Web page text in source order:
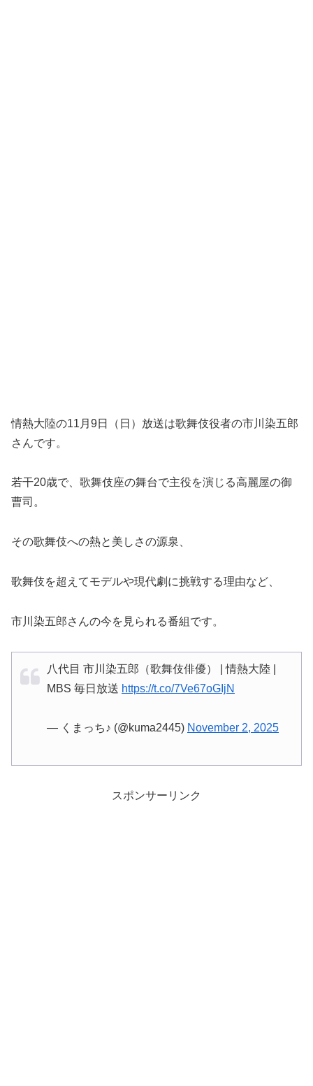
情熱大陸の11月9日（日）放送は歌舞伎役者の市川染五郎
さんです。
若干20歳で、歌舞伎座の舞台で主役を演じる高麗屋の御
曹司。
その歌舞伎への熱と美しさの源泉、
歌舞伎を超えてモデルや現代劇に挑戦する理由など、
市川染五郎さんの今を見られる番組です。
八代目 市川染五郎（歌舞伎俳優） | 情熱大陸 |
MBS 毎日放送 https://t.co/7Ve67oGIjN
— くまっち♪ (@kuma2445) November 2, 2025
スポンサーリンク